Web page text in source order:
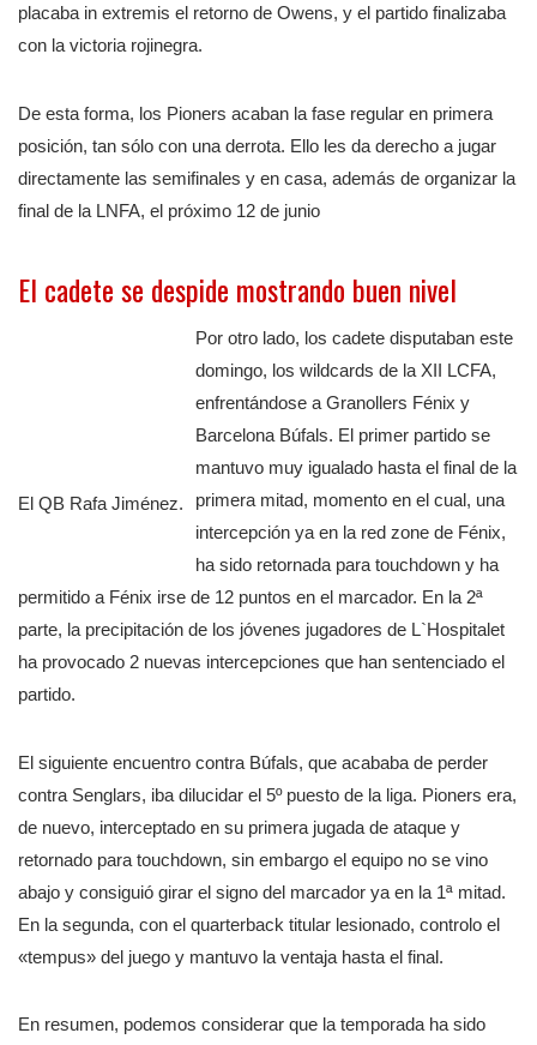
placaba in extremis el retorno de Owens, y el partido finalizaba
con la victoria rojinegra.
De esta forma, los Pioners acaban la fase regular en primera
posición, tan sólo con una derrota. Ello les da derecho a jugar
directamente las semifinales y en casa, además de organizar la
final de la LNFA, el próximo 12 de junio
El cadete se despide mostrando buen nivel
El QB Rafa Jiménez.
Por otro lado, los cadete disputaban este
domingo, los wildcards de la XII LCFA,
enfrentándose a Granollers Fénix y
Barcelona Búfals. El primer partido se
mantuvo muy igualado hasta el final de la
primera mitad, momento en el cual, una
intercepción ya en la red zone de Fénix,
ha sido retornada para touchdown y ha
permitido a Fénix irse de 12 puntos en el marcador. En la 2ª
parte, la precipitación de los jóvenes jugadores de L`Hospitalet
ha provocado 2 nuevas intercepciones que han sentenciado el
partido.
El siguiente encuentro contra Búfals, que acababa de perder
contra Senglars, iba dilucidar el 5º puesto de la liga. Pioners era,
de nuevo, interceptado en su primera jugada de ataque y
retornado para touchdown, sin embargo el equipo no se vino
abajo y consiguió girar el signo del marcador ya en la 1ª mitad.
En la segunda, con el quarterback titular lesionado, controlo el
«tempus» del juego y mantuvo la ventaja hasta el final.
En resumen, podemos considerar que la temporada ha sido